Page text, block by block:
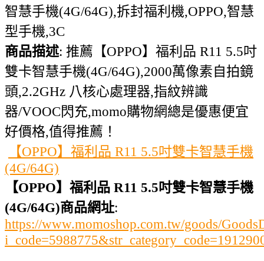
智慧手機(4G/64G),拆封福利機,OPPO,智慧
型手機,3C
商品描述: 推薦【OPPO】福利品 R11 5.5吋
雙卡智慧手機(4G/64G),2000萬像素自拍鏡
頭,2.2GHz 八核心處理器,指紋辨識
器/VOOC閃充,momo購物網總是優惠便宜
好價格,值得推薦！
【OPPO】福利品 R11 5.5吋雙卡智慧手機
(4G/64G)
【OPPO】福利品 R11 5.5吋雙卡智慧手機
(4G/64G)商品網址:
https://www.momoshop.com.tw/goods/